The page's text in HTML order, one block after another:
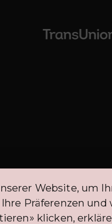
anbietet, profitieren derzeit
Website, um
Präferenzen
klicken,